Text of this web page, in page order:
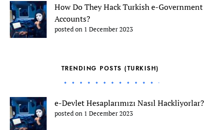
How Do They Hack Turkish e-Government
Accounts?
posted on 1 December 2023
TRENDING POSTS (TURKISH)
e-Devlet Hesaplarımızı Nasıl Hackliyorlar?
posted on 1 December 2023